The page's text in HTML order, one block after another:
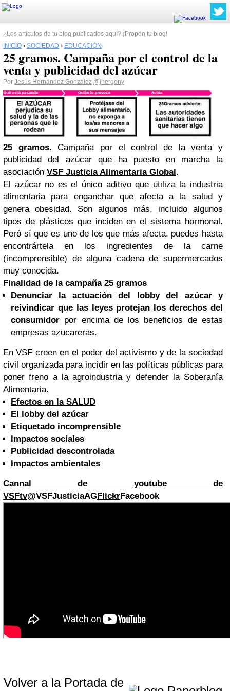
¿Los artículos de tu blog publicados aquí? ¡Propón tu blog!
INICIO › SOCIEDAD › EDUCACIÓN
25 gramos. Campaña por el control de la
venta y publicidad del azúcar
Por Jesús Hernández González @jhergony
25 gramos.Campaña por el control de la venta y
publicidad del azúcar que ha puesto en marcha la
asociación VSF Justicia Alimentaria Global.
El azúcar no es el único aditivo que utiliza la industria
alimentaria para enganchar que afecta a la salud y
genera obesidad. Son algunos más, incluido algunos
tipos de plásticos que inciden en el sistema hormonal.
Peró sí que es uno de los que más afecta. puedes hasta
encontrártela en los ingredientes de la carne
(incomprensible) de alguna cadena de supermercados
muy conocida.
Finalidad de la campaña 25 gramos
Denunciar la actuación del lobby del azúcar y
reivindicar que las leyes protejan los derechos del
consumidor por encima de los beneficios de estas
empresas azucareras.
En VSF creen en el poder del activismo y de la sociedad
civil organizada para incidir en las políticas públicas para
poner freno a la agroindustria y defender la Soberanía
Alimentaria.
Efectos en la SALUD
El lobby del azúcar
Etiquetado incomprensible
Impactos sociales
Publicidad descontrolada
Impactos ambientales
Cannal de youtube de
VSFtv@VSFJusticiaAGFlickrFacebook
Volver a la Portada de